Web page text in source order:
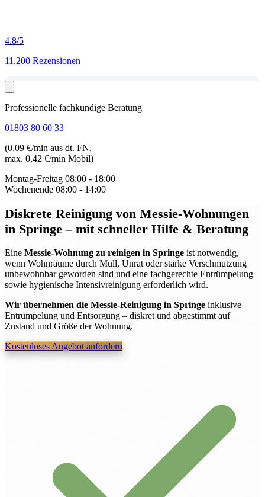
4.8/5
11.200 Rezensionen
Professionelle fachkundige Beratung
01803 80 60 33
(0,09 €/min aus dt. FN,
max. 0,42 €/min Mobil)
Montag-Freitag 08:00 - 18:00
Wochenende 08:00 - 14:00
Diskrete Reinigung von Messie-Wohnungen
in Springe– mit schneller Hilfe & Beratung
Eine Messie-Wohnung zu reinigen in Springe ist notwendig,
wenn Wohnräume durch Müll, Unrat oder starke Verschmutzung
unbewohnbar geworden sind und eine fachgerechte Entrümpelung
sowie hygienische Intensivreinigung erforderlich wird.
Wir übernehmen die Messie-Reinigung in Springe inklusive
Entrümpelung und Entsorgung – diskret und abgestimmt auf
Zustand und Größe der Wohnung.
Kostenloses Angebot anfordern